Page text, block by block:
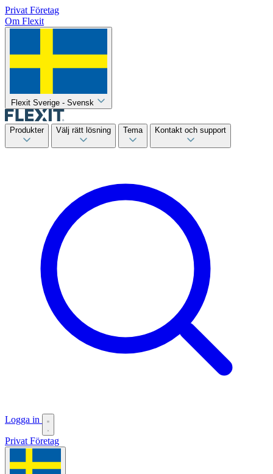
Privat Företag
Om Flexit
Flexit Sverige - Svensk
Produkter Välj rätt lösning Tema Kontakt och support
Logga in
Privat Företag